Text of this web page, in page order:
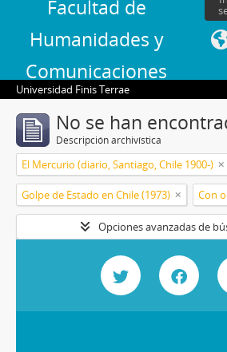
Facultad de
Humanidades y
Comunicaciones
Universidad Finis Terrae
No se han
Descripción archivística
El Mercurio (diario, Santiago, Chile 1900-)
Golpe de Estado en Chile (1973) Con
Opciones avanzadas de